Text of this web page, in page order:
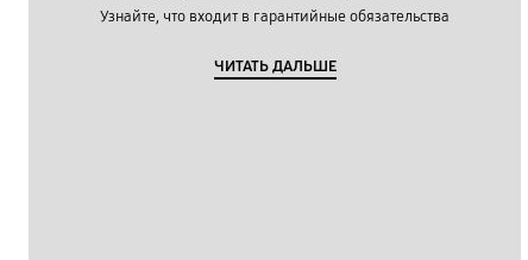
Узнайте, что входит в гарантийные обязательства
ЧИТАТЬ ДАЛЬШЕ